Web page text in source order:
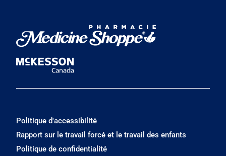
Politique d'accessibilité
Rapport sur le travail forcé et le travail des enfants
Politique de confidentialité